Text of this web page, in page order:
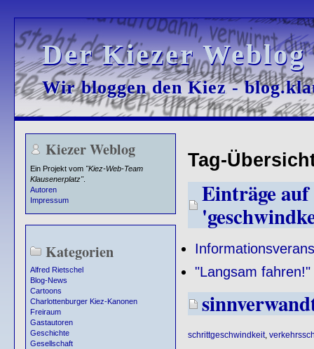
Der Kiezer
Der Kiezer
Wir bloggen den Kiez -
Wir bloggen den Kiez -
Kiezer Weblog
Ein Projekt vom "Kiez-Web-Team
Klausenerplatz".
Autoren
Impressum
Kategorien
Alfred Rietschel
Blog-News
Cartoons
Charlottenburger Kiez-Kanonen
Freiraum
Gastautoren
Geschichte
Gesellschaft
Tag-
Einträge
"Langsam fahren!"
schrittgeschwindkeit,